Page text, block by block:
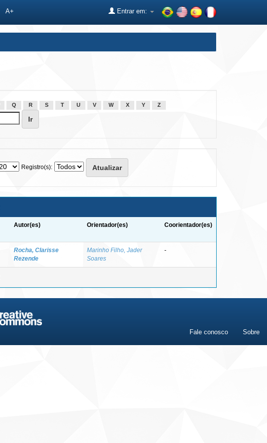
A+ Entrar em:
Q R S T U V W X Y Z
Registro(s):
Autor(es) Orientador(es) Coorientador(es)
Rocha, Clarisse
Rezende
Marinho Filho, Jader
Soares
-
Fale conosco Sobre